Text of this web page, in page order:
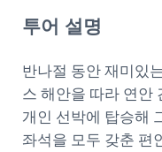
투어 설명
반나절 동안 재미있
스 해안을 따라 연안
개인 선박에 탑승해
좌석을 모두 갖춘 편